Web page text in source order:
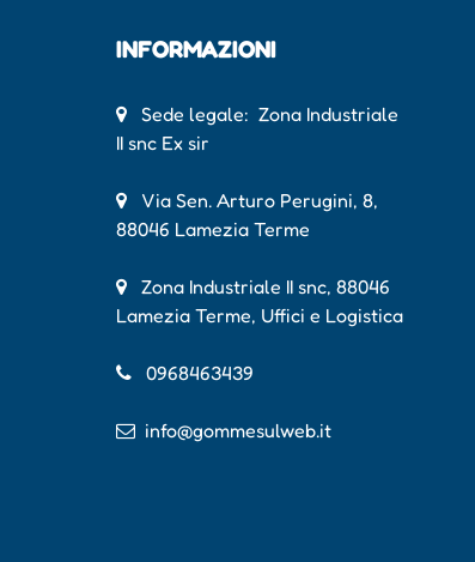
INFORMAZIONI
Sede legale: Zona Industriale
II snc Ex sir
Via Sen. Arturo Perugini, 8,
88046 Lamezia Terme
Zona Industriale II snc, 88046
Lamezia Terme, Uffici e Logistica
0968463439
info@gommesulweb.it